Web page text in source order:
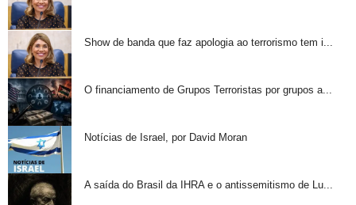
Show de banda que faz apologia ao terrorismo tem i...
O financiamento de Grupos Terroristas por grupos a...
Notícias de Israel, por David Moran
A saída do Brasil da IHRA e o antissemitismo de Lu...